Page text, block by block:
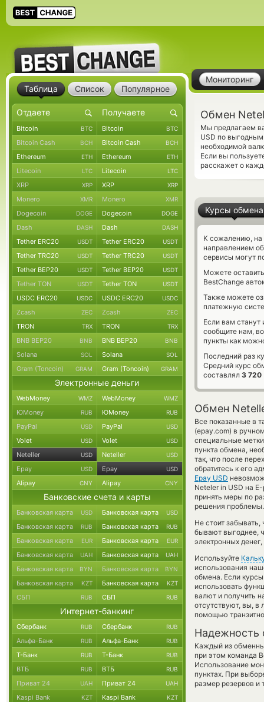
Мониторинг
Обмен
Мы предлагаем
USD по
необходимой
Если вы
расскажет о
Курсы обмена
К сожалению, на
направлением
сервисы могут
Можете
BestChange
Также можете
платежную
Если вам
сообщите нам,
пункты как
Последний раз
Средний курс
составлял 3 720
Обмен
Все показанные в
(epay.com) в
специальные
пункта обмена,
так, что после
обратитесь к его
Epay USD
Neteler in USD на
принять меры по
решения проблемы.
Не стоит
бывают выгоднее,
электронных
Используйте
использования
обмена. Если
использовать
валют и получить
отсутствуют, вы,
помощью
Надежность
Каждый из
при этом команда
Использование
пунктах. При
размер резервов и
Таблица Список Популярное
Bitcoin BTC Bitcoin BTC
Bitcoin Cash BCH Bitcoin Cash BCH
Ethereum ETH Ethereum ETH
Litecoin LTC Litecoin LTC
XRP XRP XRP XRP
Monero XMR Monero XMR
Dogecoin DOGE Dogecoin DOGE
Dash DASH Dash DASH
Tether ERC20 USDT Tether ERC20 USDT
Tether TRC20 USDT Tether TRC20 USDT
Tether BEP20 USDT Tether BEP20 USDT
Tether TON USDT Tether TON USDT
USDC ERC20 USDC USDC ERC20 USDC
Zcash ZEC Zcash ZEC
TRON TRX TRON TRX
BNB BEP20 BNB BNB BEP20 BNB
Solana SOL Solana SOL
Gram (Toncoin) GRAM Gram (Toncoin) GRAM
Электронные деньги
WebMoney WMZ WebMoney WMZ
ЮMoney RUB ЮMoney RUB
PayPal USD PayPal USD
Volet USD Volet USD
Neteller USD Neteller USD
Epay USD Epay USD
Alipay CNY Alipay CNY
Банковские счета и карты
Банковская карта USD Банковская карта USD
Банковская карта RUB Банковская карта RUB
Банковская карта EUR Банковская карта EUR
Банковская карта UAH Банковская карта UAH
Банковская карта BYN Банковская карта BYN
Банковская карта KZT Банковская карта KZT
СБП RUB СБП RUB
Интернет-банкинг
Сбербанк RUB Сбербанк RUB
Альфа-Банк RUB Альфа-Банк RUB
Т-Банк RUB Т-Банк RUB
ВТБ RUB ВТБ RUB
Приват 24 UAH Приват 24 UAH
Kaspi Bank KZT Kaspi Bank KZT